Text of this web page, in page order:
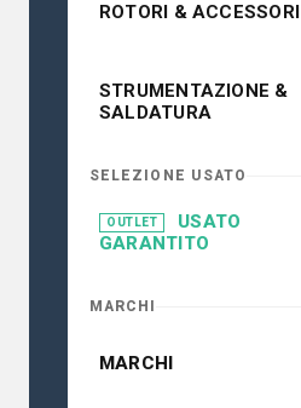
ROTORI & ACCESSORI
STRUMENTAZIONE &
SALDATURA
SELEZIONE USATO
OUTLET
USATO
GARANTITO
MARCHI
MARCHI